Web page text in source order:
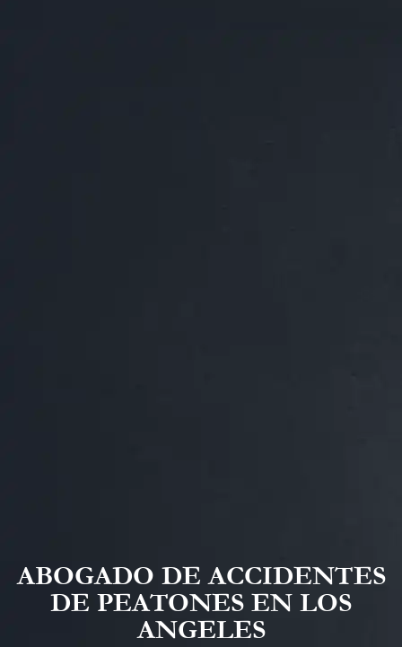
ABOGADO DE ACCIDENTES
DE PEATONES EN LOS
ANGELES